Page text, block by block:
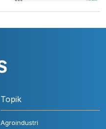
Topik
Agroindustri